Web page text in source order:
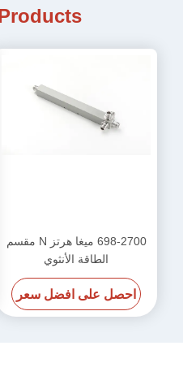
698-2700 ميغا هرتز N مقسم
الطاقة الأنثوي
احصل على افضل سعر